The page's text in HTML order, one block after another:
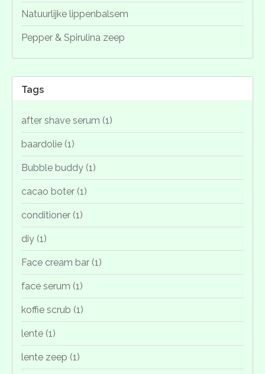
Natuurlijke lippenbalsem
Pepper & Spirulina zeep
Tags
after shave serum (1)
baardolie (1)
Bubble buddy (1)
cacao boter (1)
conditioner (1)
diy (1)
Face cream bar (1)
face serum (1)
koffie scrub (1)
lente (1)
lente zeep (1)